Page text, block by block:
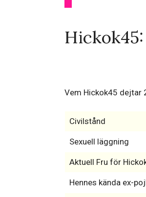
Vem Hickok45 dejtar
Civilstånd
Sexuell läggning
Aktuell Fru för
Hennes kända ex-